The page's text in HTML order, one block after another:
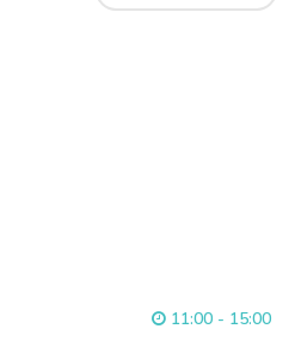
11:00 - 15:00